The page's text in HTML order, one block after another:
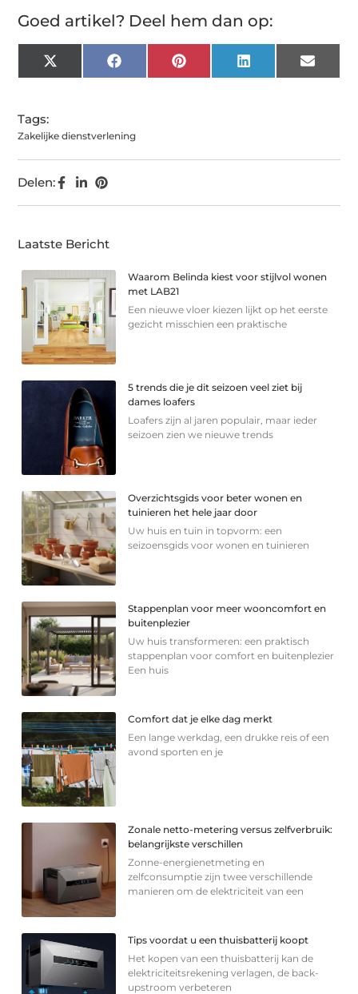
Goed artikel? Deel hem dan op:
X
(Twitter)
FacebookPinterest LinkedIn Email
Tags:
Zakelijke dienstverlening
Delen:
Laatste Bericht
Waarom Belinda kiest voor stijlvol wonen
met LAB21
Een nieuwe vloer kiezen lijkt op het eerste
gezicht misschien een praktische
5 trends die je dit seizoen veel ziet bij
dames loafers
Loafers zijn al jaren populair, maar ieder
seizoen zien we nieuwe trends
Overzichtsgids voor beter wonen en
tuinieren het hele jaar door
Uw huis en tuin in topvorm: een
seizoensgids voor wonen en tuinieren
Stappenplan voor meer wooncomfort en
buitenplezier
Uw huis transformeren: een praktisch
stappenplan voor comfort en buitenplezier
Een huis
Comfort dat je elke dag merkt
Een lange werkdag, een drukke reis of een
avond sporten en je
Zonale netto-metering versus zelfverbruik:
belangrijkste verschillen
Zonne-energienetmeting en
zelfconsumptie zijn twee verschillende
manieren om de elektriciteit van een
Tips voordat u een thuisbatterij koopt
Het kopen van een thuisbatterij kan de
elektriciteitsrekening verlagen, de back-
upstroom verbeteren